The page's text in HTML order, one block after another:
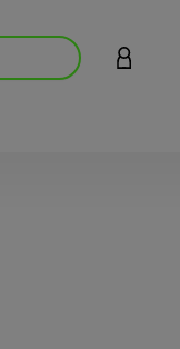
登入您